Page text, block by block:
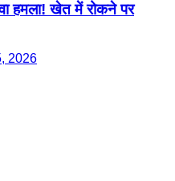
हमला! खेत में रोकने पर
2026